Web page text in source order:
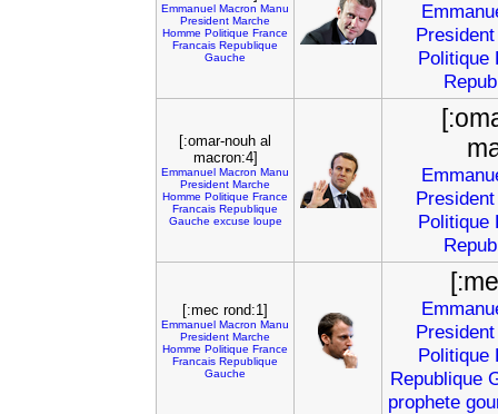
Emmanuel Macron Manu
President Marche
Homme Politique France
Francais Republique
Gauche
President
Politique
[:omar-nouh al
macron:4]
Emmanuel Macron Manu
President Marche
Homme Politique France
Francais Republique
Gauche excuse loupe
President
Politique
[:mec rond:1]
Emmanuel Macron Manu
President Marche
Homme Politique France
Francais Republique
Gauche
President
Politique
Republique
prophete